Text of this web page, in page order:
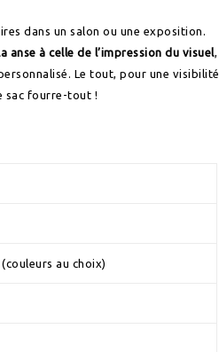
dans un salon ou une exposition.
anse à celle de l’impression du visuel,
Le tout, pour une visibilité
sac fourre-tout !
au choix)